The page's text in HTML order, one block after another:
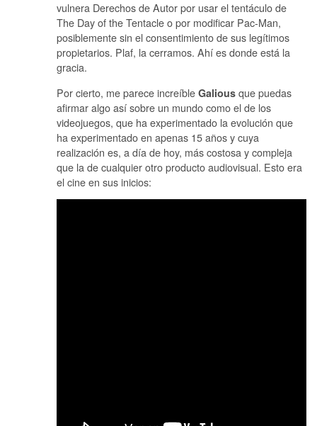
vulnera Derechos de Autor por usar el tentáculo de
The Day of the Tentacle o por modificar Pac-Man,
posiblemente sin el consentimiento de sus legítimos
propietarios. Plaf, la cerramos. Ahí es donde está la
gracia.
Por cierto, me parece increíble Galious que puedas
afirmar algo así sobre un mundo como el de los
videojuegos, que ha experimentado la evolución que
ha experimentado en apenas 15 años y cuya
realización es, a día de hoy, más costosa y compleja
que la de cualquier otro producto audiovisual. Esto era
el cine en sus inicios: